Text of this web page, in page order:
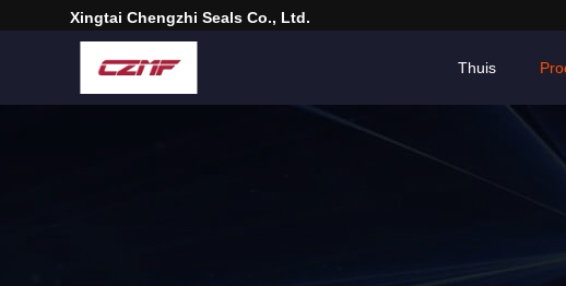
Xingtai Chengzhi Seals Co., Ltd.
Thuis